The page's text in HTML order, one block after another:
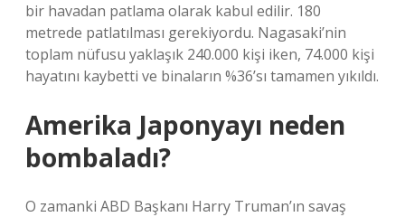
bir havadan patlama olarak kabul edilir. 180
metrede patlatılması gerekiyordu. Nagasaki’nin
toplam nüfusu yaklaşık 240.000 kişi iken, 74.000 kişi
hayatını kaybetti ve binaların %36’sı tamamen yıkıldı.
Amerika Japonyayı neden
bombaladı?
O zamanki ABD Başkanı Harry Truman’ın savaş